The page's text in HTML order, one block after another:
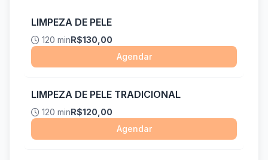
LIMPEZA DE PELE
120 minR$130,00
Agendar
LIMPEZA DE PELE TRADICIONAL
120 minR$120,00
Agendar